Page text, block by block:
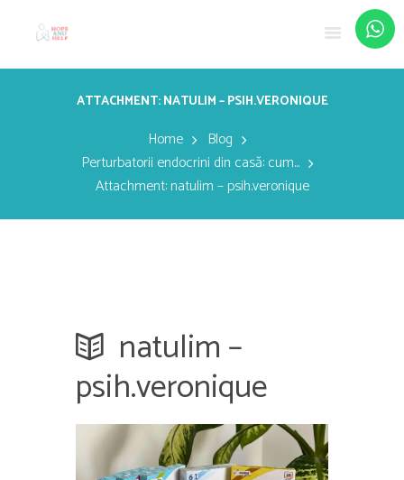
ATTACHMENT: NATULIM – PSIH.VERONIQUE
Home
Blog
Perturbatorii endocrini din casă: cum...
Attachment: natulim – psih.veronique
natulim –
psih.veronique